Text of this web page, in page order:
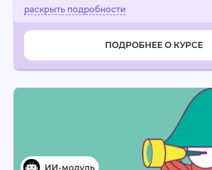
ПОДРОБНЕЕ О КУРСЕ